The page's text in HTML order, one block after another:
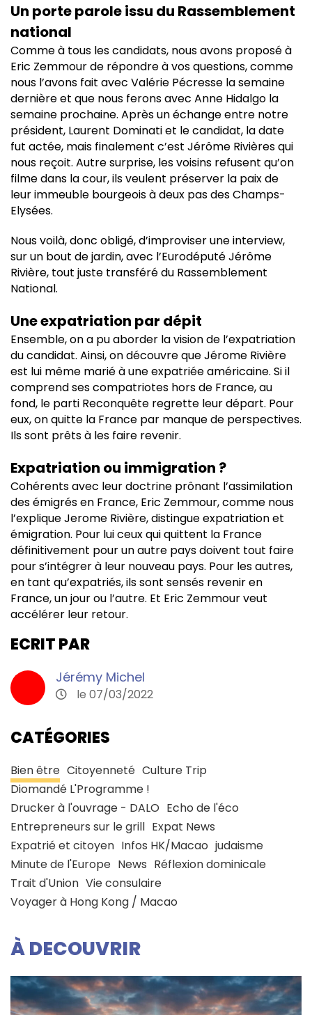
Un porte parole issu du Rassemblement
national
Comme à tous les candidats, nous avons proposé à
Eric Zemmour de répondre à vos questions, comme
nous l’avons fait avec Valérie Pécresse la semaine
dernière et que nous ferons avec Anne Hidalgo la
semaine prochaine. Après un échange entre notre
président, Laurent Dominati et le candidat, la date
fut actée, mais finalement c’est Jérôme Rivières qui
nous reçoit. Autre surprise, les voisins refusent qu’on
filme dans la cour, ils veulent préserver la paix de
leur immeuble bourgeois à deux pas des Champs-
Elysées.
Nous voilà, donc obligé, d’improviser une interview,
sur un bout de jardin, avec l’Eurodéputé Jérôme
Rivière, tout juste transféré du Rassemblement
National.
Une expatriation par dépit
Ensemble, on a pu aborder la vision de l’expatriation
du candidat. Ainsi, on découvre que Jérome Rivière
est lui même marié à une expatriée américaine. Si il
comprend ses compatriotes hors de France, au
fond, le parti Reconquête regrette leur départ. Pour
eux, on quitte la France par manque de perspectives.
Ils sont prêts à les faire revenir.
Expatriation ou immigration ?
Cohérents avec leur doctrine prônant l’assimilation
des émigrés en France, Eric Zemmour, comme nous
l’explique Jerome Rivière, distingue expatriation et
émigration. Pour lui ceux qui quittent la France
définitivement pour un autre pays doivent tout faire
pour s’intégrer à leur nouveau pays. Pour les autres,
en tant qu’expatriés, ils sont sensés revenir en
France, un jour ou l’autre. Et Eric Zemmour veut
accélérer leur retour.
ECRIT PAR
Jérémy Michel
le 07/03/2022
CATÉGORIES
Bien être Citoyenneté Culture Trip
Diomandé L'Programme !
Drucker à l'ouvrage - DALO Echo de l'éco
Entrepreneurs sur le grill Expat News
Expatrié et citoyen Infos HK/Macao judaisme
Minute de l'Europe News Réflexion dominicale
Trait d'Union Vie consulaire
Voyager à Hong Kong / Macao
À DECOUVRIR